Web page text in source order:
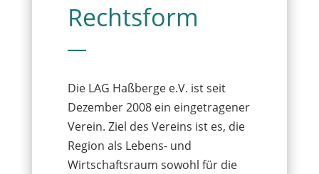
Rechtsform
Die LAG Haßberge e.V. ist seit
Dezember 2008 ein eingetragener
Verein. Ziel des Vereins ist es, die
Region als Lebens- und
Wirtschaftsraum sowohl für die